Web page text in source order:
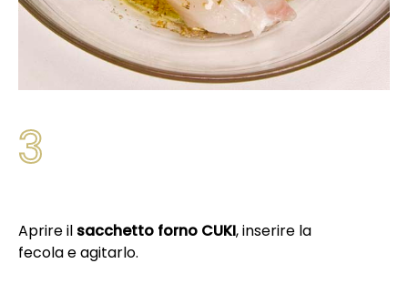
3
Aprire il sacchetto forno CUKI, inserire la
fecola e agitarlo.